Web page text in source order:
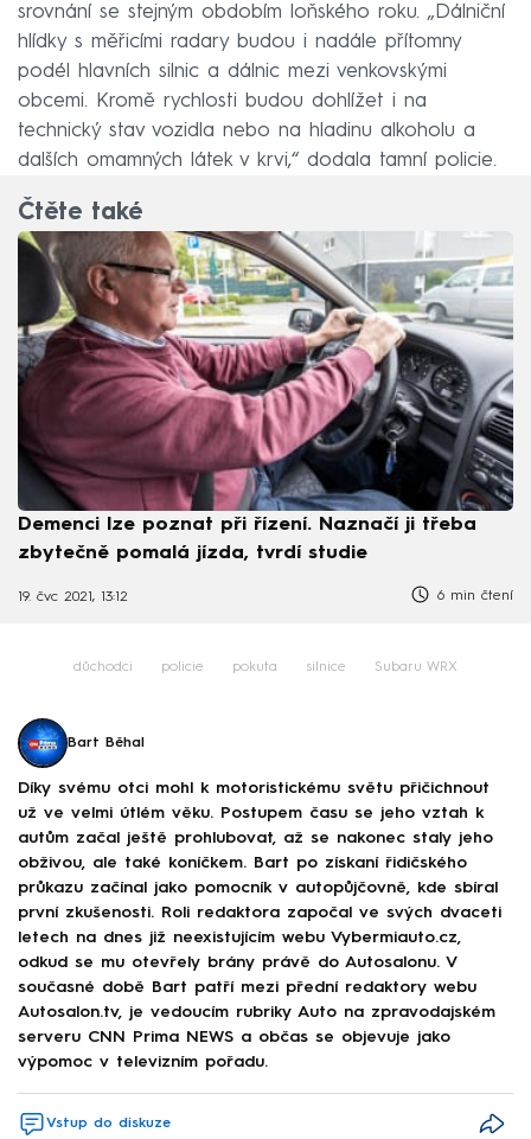
srovnání se stejným obdobím loňského roku. „Dálniční
hlídky s měřicími radary budou i nadále přítomny
podél hlavních silnic a dálnic mezi venkovskými
obcemi. Kromě rychlosti budou dohlížet i na
technický stav vozidla nebo na hladinu alkoholu a
dalších omamných látek v krvi,“ dodala tamní policie.
Čtěte také
Demenci lze poznat při řízení. Naznačí ji třeba
zbytečně pomalá jízda, tvrdí studie
19. čvc 2021, 13:12 6 min čtení
důchodci policie pokuta silnice Subaru WRX
Bart Běhal
Díky svému otci mohl k motoristickému světu přičichnout
už ve velmi útlém věku. Postupem času se jeho vztah k
autům začal ještě prohlubovat, až se nakonec staly jeho
obživou, ale také koníčkem. Bart po získaní řidičského
průkazu začínal jako pomocník v autopůjčovně, kde sbíral
první zkušenosti. Roli redaktora započal ve svých dvaceti
letech na dnes již neexistujícím webu Vybermiauto.cz,
odkud se mu otevřely brány právě do Autosalonu. V
současné době Bart patří mezi přední redaktory webu
Autosalon.tv, je vedoucím rubriky Auto na zpravodajském
serveru CNN Prima NEWS a občas se objevuje jako
výpomoc v televizním pořadu.
Vstup do diskuze